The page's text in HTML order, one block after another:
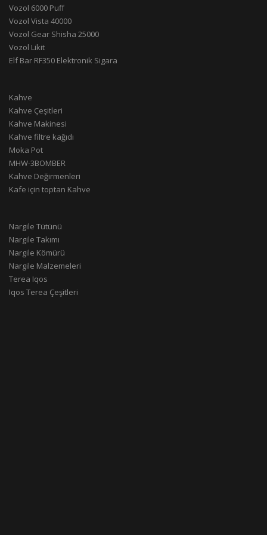
Vozol 6000 Puff
Vozol Vista 40000
Vozol Gear Shisha 25000
Vozol Likit
Elf Bar RF350 Elektronik Sigara
Kahve
Kahve Çeşitleri
Kahve Makinesi
Kahve filtre kağıdı
Moka Pot
MHW-3BOMBER
Kahve Değirmenleri
Kafe için toptan Kahve
Nargile Tütünü
Nargile Takımı
Nargile Kömürü
Nargile Malzemeleri
Terea Iqos
Iqos Terea Çeşitleri